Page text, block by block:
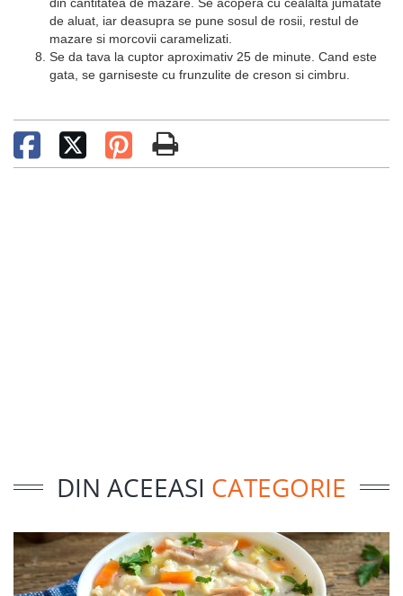
de aluat, iar deasupra se pune sosul de rosii, restul de
mazare si morcovii caramelizati.
Se da tava la cuptor aproximativ 25 de minute. Cand este
gata, se garniseste cu frunzulite de creson si cimbru.
DIN ACEEASI CATEGORIE